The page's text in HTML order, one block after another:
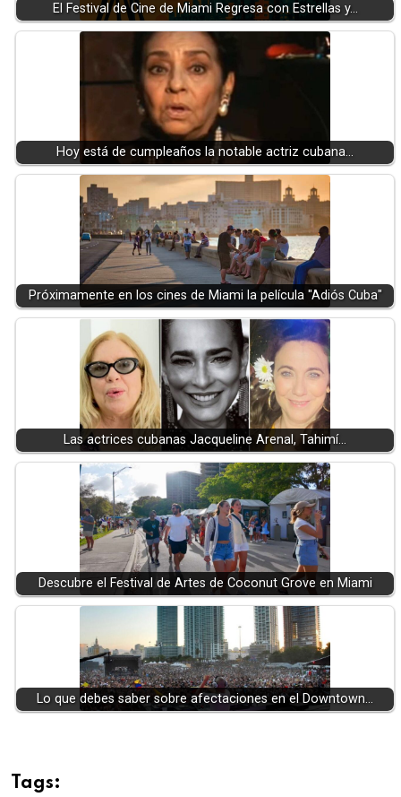
El Festival de Cine de Miami Regresa con Estrellas y…
Hoy está de cumpleaños la notable actriz cubana…
Próximamente en los cines de Miami la película "Adiós Cuba"
Las actrices cubanas Jacqueline Arenal, Tahimí…
Descubre el Festival de Artes de Coconut Grove en Miami
Lo que debes saber sobre afectaciones en el Downtown…
Tags: